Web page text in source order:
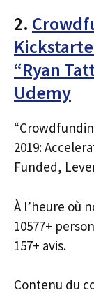
2.
“Ryan
Udemy
2019:
Funded,
À l’heure où
10577+
157+ avis.
Contenu du